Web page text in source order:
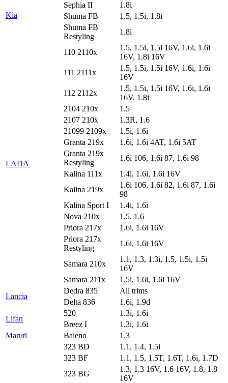
Kia
Sephia II
1.8i
Shuma FB
1.5, 1.5i, 1.8i
Shuma FB
Restyling
1.8i
LADA
110 2110x
1.5, 1.5i, 1.5i 16V, 1.6i, 1.6i
16V, 1.8i 16V
111 2111x
1.5, 1.5i, 1.5i 16V, 1.6i, 1.6i
16V
112 2112x
1.5, 1.5i, 1.5i 16V, 1.6i, 1.6i
16V, 1.8i
2104 210x
1.5
2107 210x
1.3R, 1.6
21099 2109x
1.5i, 1.6i
Granta 219x
1.6i, 1.6i 4AT, 1.6i 5AT
Granta 219x
Restyling
1.6i 106, 1.6i 87, 1.6i 98
Kalina 111x
1.4i, 1.6i, 1.6i 16V
Kalina 219x
1.6i 106, 1.6i 82, 1.6i 87, 1.6i
98
Kalina Sport I
1.4i, 1.6i
Nova 210x
1.5, 1.6
Priora 217x
1.6i, 1.6i 16V
Priora 217x
Restyling
1.6i, 1.6i 16V
Samara 210x
1.1, 1.3, 1.3i, 1.5, 1.5i, 1.5i
16V
Samara 211x
1.5i, 1.6i, 1.6i 16V
Lancia
Dedra 835
All trims
Delta 836
1.6i, 1.9d
Lifan
520
1.3i, 1.6i
Breez I
1.3i, 1.6i
Maruti
Baleno 1.3
323 BD
1.1, 1.4, 1.5i
323 BF
1.1, 1.5, 1.5T, 1.6T, 1.6i, 1.7D
323 BG
1.3, 1.3 16V, 1.6 16V, 1.8, 1.8
16V